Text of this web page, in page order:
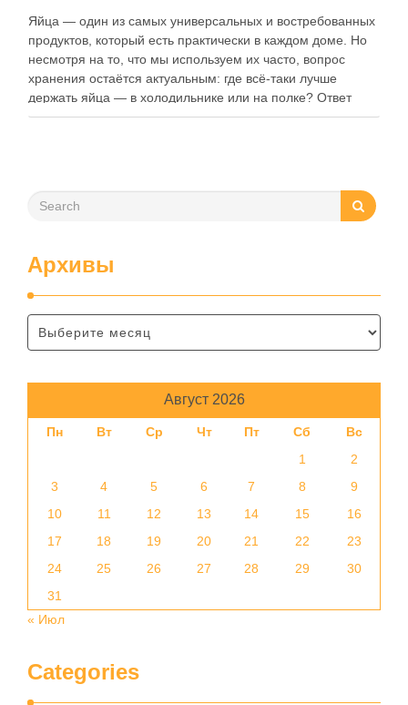
Яйца — один из самых универсальных и востребованных
продуктов, который есть практически в каждом доме. Но
несмотря на то, что мы используем их часто, вопрос
хранения остаётся актуальным: где всё-таки лучше
держать яйца — в холодильнике или на полке? Ответ
зависит от нескольких факторов, включая температуру
Архивы
Август 2026
Пн Вт Ср Чт Пт Сб
Вс
1
2
3
4 5 6 7 8
9
10
11 12 13 14 15
16
17
18 19 20 21 22
23
24
25 26 27 28 29
30
31
« Июл
Categories